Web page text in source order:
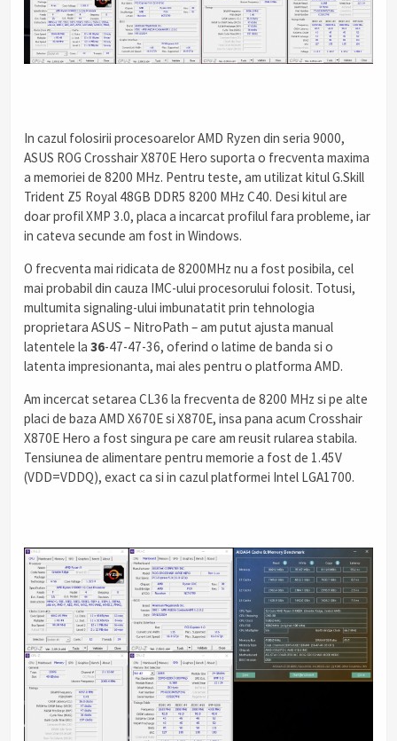
In cazul folosirii procesoarelor AMD Ryzen din seria 9000,
ASUS ROG Crosshair X870E Hero suporta o frecventa maxima
a memoriei de 8200 MHz. Pentru teste, am utilizat kitul G.Skill
Trident Z5 Royal 48GB DDR5 8200 MHz C40. Desi kitul are
doar profil XMP 3.0, placa a incarcat profilul fara probleme, iar
in cateva secunde am fost in Windows.
O frecventa mai ridicata de 8200MHz nu a fost posibila, cel
mai probabil din cauza IMC-ului procesorului folosit. Totusi,
multumita signaling-ului imbunatatit prin tehnologia
proprietara ASUS – NitroPath – am putut ajusta manual
latentele la 36-47-47-36, oferind o latime de banda si o
latenta impresionanta, mai ales pentru o platforma AMD.
Am incercat setarea CL36 la frecventa de 8200 MHz si pe alte
placi de baza AMD X670E si X870E, insa pana acum Crosshair
X870E Hero a fost singura pe care am reusit rularea stabila.
Tensiunea de alimentare pentru memorie a fost de 1.45V
(VDD=VDDQ), exact ca si in cazul platformei Intel LGA1700.